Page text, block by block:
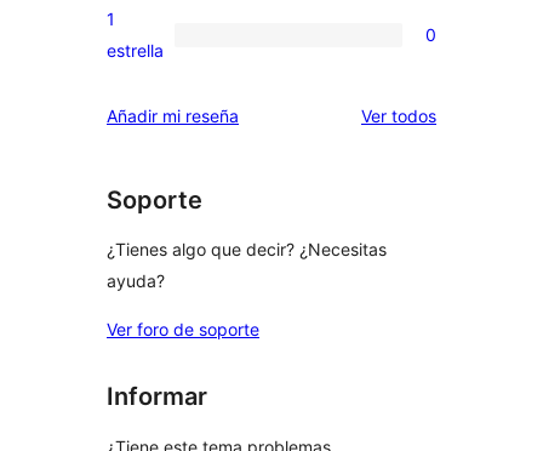
valoraciones
de
estrellas
0
de
1
estrella
0
Añadir mi reseña Ver todoslos
Soporte
¿Tienes algo que decir? ¿Necesitas
ayuda?
Ver foro de soporte
Informar
¿Tiene este tema problemas